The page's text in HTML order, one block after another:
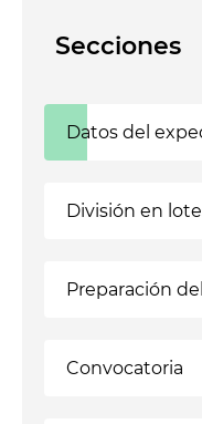
Secciones
Datos del
División en
Preparación
Convocatoria